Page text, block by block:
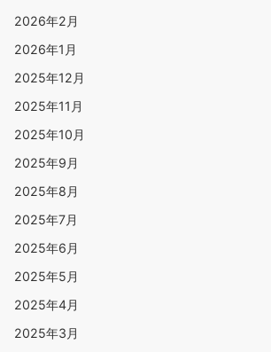
2026年2月
2026年1月
2025年12月
2025年11月
2025年10月
2025年9月
2025年8月
2025年7月
2025年6月
2025年5月
2025年4月
2025年3月